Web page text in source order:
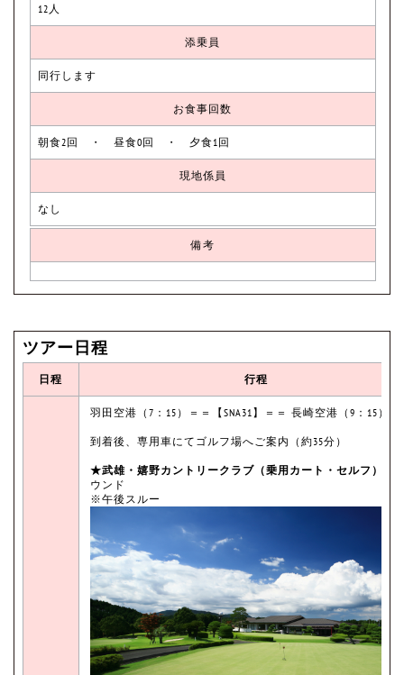
12人
添乗員
同行します
お食事回数
朝食2回 ・ 昼食0回 ・ 夕食1回
現地係員
なし
備考
ツアー日程
日程 行程
羽田空港（7：15）＝＝【SNA31】＝＝ 長崎空港（9：15）予
到着後、専用車にてゴルフ場へご案内（約35分）
★武雄・嬉野カントリークラブ（乗用カート・セルフ）
ウンド
※午後スルー